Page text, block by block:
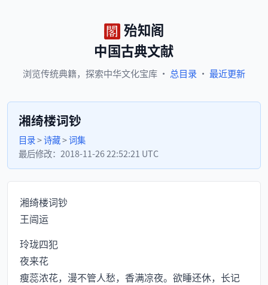
殆知阁
中国古典文献
浏览传统典籍， 探索中华文化宝库 · 总目录 · 最近更新
湘绮楼词钞
目录>诗藏>词集
最后修改： 2018-11-26 22:52:21 UTC
湘绮楼词钞
王闿运
玲珑四犯
夜来花
瘦蕊浓花，漫不管人愁，香满凉夜。欲睡还休，长记